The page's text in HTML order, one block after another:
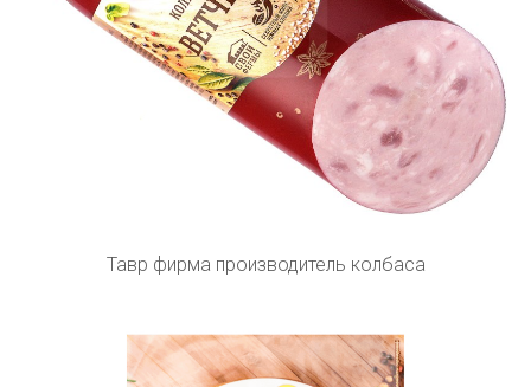
Тавр фирма производитель колбаса